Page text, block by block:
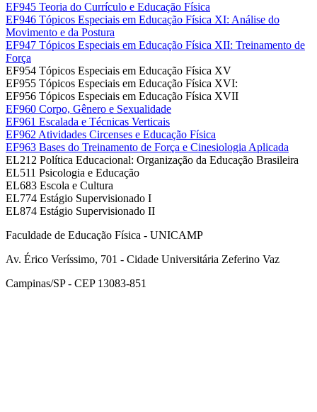
EF945 Teoria do Currículo e Educação Física
EF946 Tópicos Especiais em Educação Física XI: Análise do
Movimento e da Postura
EF947 Tópicos Especiais em Educação Física XII: Treinamento de
Força
EF954 Tópicos Especiais em Educação Física XV
EF955 Tópicos Especiais em Educação Física XVI:
EF956 Tópicos Especiais em Educação Física XVII
EF960 Corpo, Gênero e Sexualidade
EF961 Escalada e Técnicas Verticais
EF962 Atividades Circenses e Educação Física
EF963 Bases do Treinamento de Força e Cinesiologia Aplicada
EL212 Política Educacional: Organização da Educação Brasileira
EL511 Psicologia e Educação
EL683 Escola e Cultura
EL774 Estágio Supervisionado I
EL874 Estágio Supervisionado II
Faculdade de Educação Física - UNICAMP
Av. Érico Veríssimo, 701 - Cidade Universitária Zeferino Vaz
Campinas/SP - CEP 13083-851